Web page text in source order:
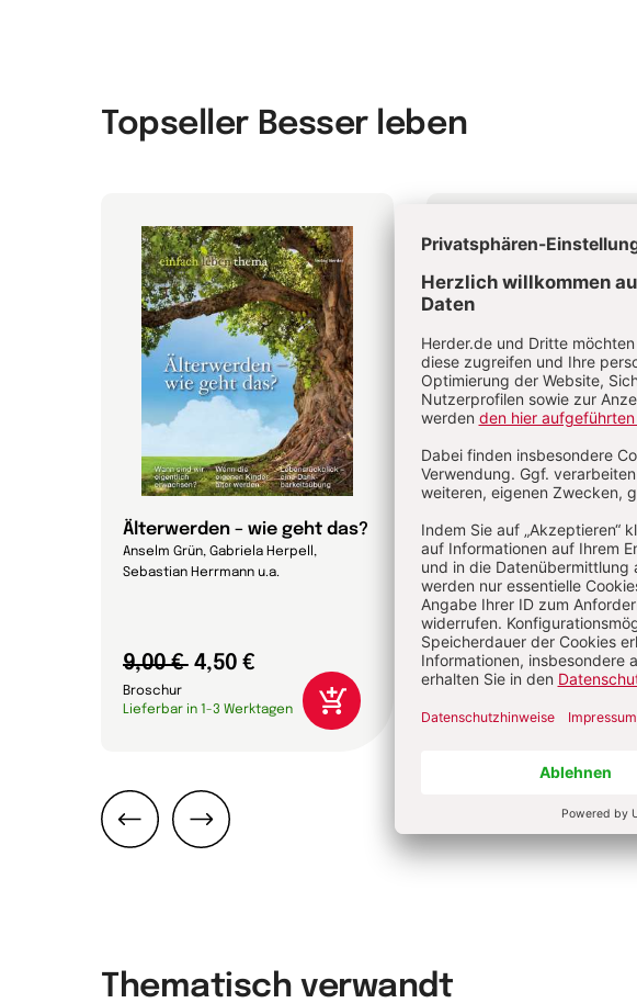
Topseller Besser leben
Älterwerden – wie geht das?
Anselm Grün, Gabriela Herpell,
Sebastian Herrmann u.a.
9,00 € 4,50 €
Broschur
Lieferbar in 1-3 Werktagen
Wie die Zeit vergeht
Rudolf Walter, Julia Sterthoff,
Bernhard Uhde u.a.
10,00 € 4,50 €
Lieferbar in 1-3 Werktagen
Thematisch verwandt